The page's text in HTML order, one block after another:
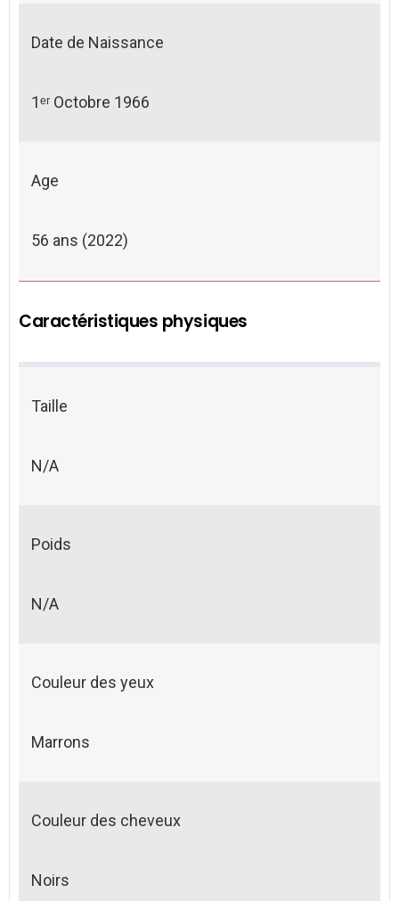
Date de Naissance
1ᵉʳ Octobre 1966
Age
56 ans (2022)
Caractéristiques physiques
Taille
N/A
Poids
N/A
Couleur des yeux
Marrons
Couleur des cheveux
Noirs